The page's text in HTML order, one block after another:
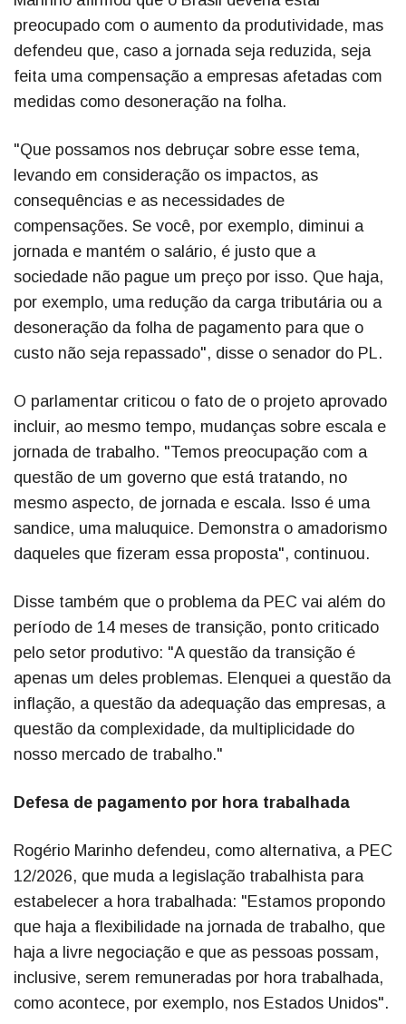
preocupado com o aumento da produtividade, mas
defendeu que, caso a jornada seja reduzida, seja
feita uma compensação a empresas afetadas com
medidas como desoneração na folha.
"Que possamos nos debruçar sobre esse tema,
levando em consideração os impactos, as
consequências e as necessidades de
compensações. Se você, por exemplo, diminui a
jornada e mantém o salário, é justo que a
sociedade não pague um preço por isso. Que haja,
por exemplo, uma redução da carga tributária ou a
desoneração da folha de pagamento para que o
custo não seja repassado", disse o senador do PL.
O parlamentar criticou o fato de o projeto aprovado
incluir, ao mesmo tempo, mudanças sobre escala e
jornada de trabalho. "Temos preocupação com a
questão de um governo que está tratando, no
mesmo aspecto, de jornada e escala. Isso é uma
sandice, uma maluquice. Demonstra o amadorismo
daqueles que fizeram essa proposta", continuou.
Disse também que o problema da PEC vai além do
período de 14 meses de transição, ponto criticado
pelo setor produtivo: "A questão da transição é
apenas um deles problemas. Elenquei a questão da
inflação, a questão da adequação das empresas, a
questão da complexidade, da multiplicidade do
nosso mercado de trabalho."
Defesa de pagamento por hora trabalhada
Rogério Marinho defendeu, como alternativa, a PEC
12/2026, que muda a legislação trabalhista para
estabelecer a hora trabalhada: "Estamos propondo
que haja a flexibilidade na jornada de trabalho, que
haja a livre negociação e que as pessoas possam,
inclusive, serem remuneradas por hora trabalhada,
como acontece, por exemplo, nos Estados Unidos".